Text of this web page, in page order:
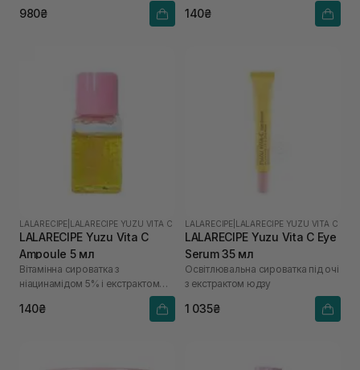
980₴ 140₴
LALARECIPE LALARECIPE YUZU VITA C
LALARECIPE Yuzu Vita C
Ampoule 5 мл
Вітамінна сироватка з
ніацинамідом 5% і екстрактом
140₴
LALARECIPE LALARECIPE YUZU VITA C
LALARECIPE Yuzu Vita C Eye
Serum 35 мл
Освітлювальна сироватка під очі
з екстрактом юдзу
1 035₴